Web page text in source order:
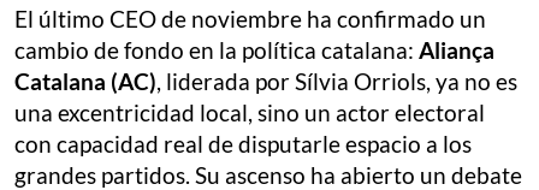
El último CEO de noviembre ha confirmado un
cambio de fondo en la política catalana: Aliança
Catalana (AC), liderada por Sílvia Orriols, ya no es
una excentricidad local, sino un actor electoral
con capacidad real de disputarle espacio a los
grandes partidos. Su ascenso ha abierto un debate